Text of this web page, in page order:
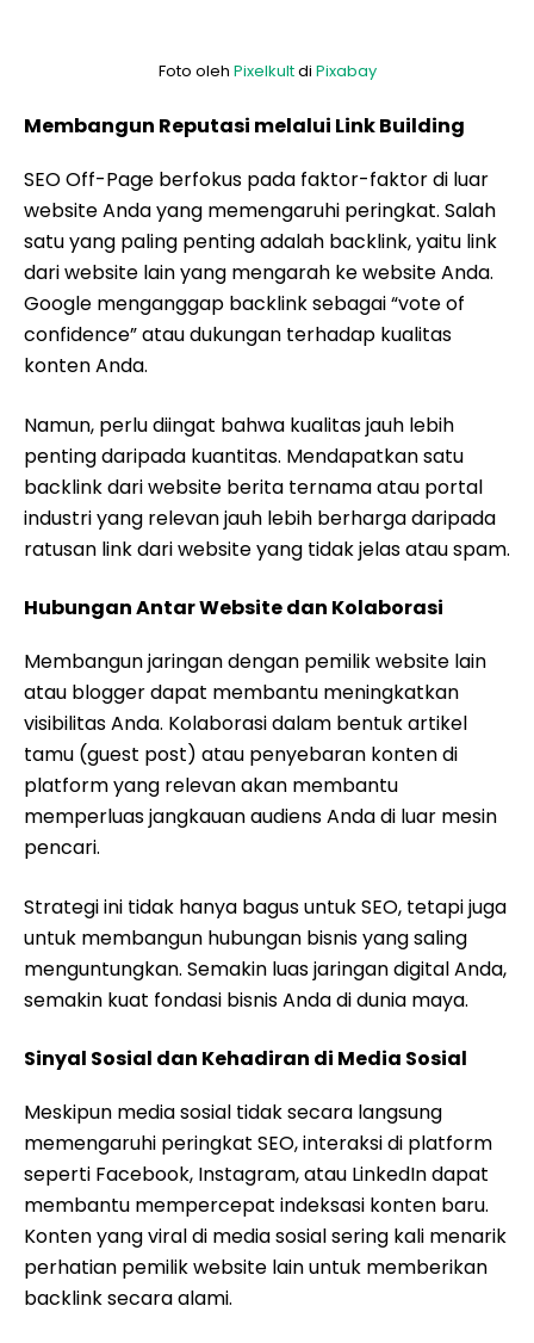
Foto oleh Pixelkultdi Pixabay
Membangun Reputasi melalui Link Building
SEO Off-Page berfokus pada faktor-faktor di luar
website Anda yang memengaruhi peringkat. Salah
satu yang paling penting adalah backlink, yaitu link
dari website lain yang mengarah ke website Anda.
Google menganggap backlink sebagai “vote of
confidence” atau dukungan terhadap kualitas
konten Anda.
Namun, perlu diingat bahwa kualitas jauh lebih
penting daripada kuantitas. Mendapatkan satu
backlink dari website berita ternama atau portal
industri yang relevan jauh lebih berharga daripada
ratusan link dari website yang tidak jelas atau spam.
Hubungan Antar Website dan Kolaborasi
Membangun jaringan dengan pemilik website lain
atau blogger dapat membantu meningkatkan
visibilitas Anda. Kolaborasi dalam bentuk artikel
tamu (guest post) atau penyebaran konten di
platform yang relevan akan membantu
memperluas jangkauan audiens Anda di luar mesin
pencari.
Strategi ini tidak hanya bagus untuk SEO, tetapi juga
untuk membangun hubungan bisnis yang saling
menguntungkan. Semakin luas jaringan digital Anda,
semakin kuat fondasi bisnis Anda di dunia maya.
Sinyal Sosial dan Kehadiran di Media Sosial
Meskipun media sosial tidak secara langsung
memengaruhi peringkat SEO, interaksi di platform
seperti Facebook, Instagram, atau LinkedIn dapat
membantu mempercepat indeksasi konten baru.
Konten yang viral di media sosial sering kali menarik
perhatian pemilik website lain untuk memberikan
backlink secara alami.